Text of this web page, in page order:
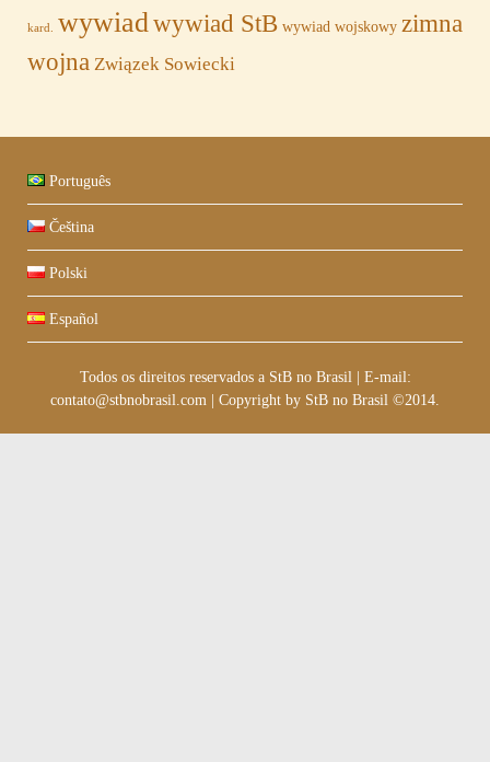
kard. wywiadwywiad StB wywiad wojskowy zimna
wojna Związek Sowiecki
Português
Čeština
Polski
Español
Todos os direitos reservados a StB no Brasil | E-mail:
contato@stbnobrasil.com | Copyright by StB no Brasil ©2014